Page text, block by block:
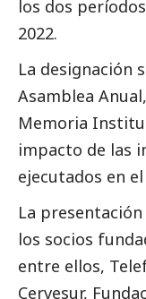
los dos
2022.
La designación
Asamblea
Memoria
impacto de las
ejecutados en el
La
los socios
entre ellos,
Cervesur,